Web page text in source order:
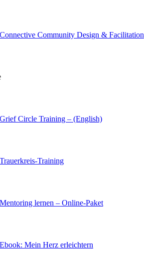
Connective Community Design & Facilitation
Grief Circle Training – (English)
Trauerkreis-Training
Mentoring lernen – Online-Paket
Ebook: Mein Herz erleichtern